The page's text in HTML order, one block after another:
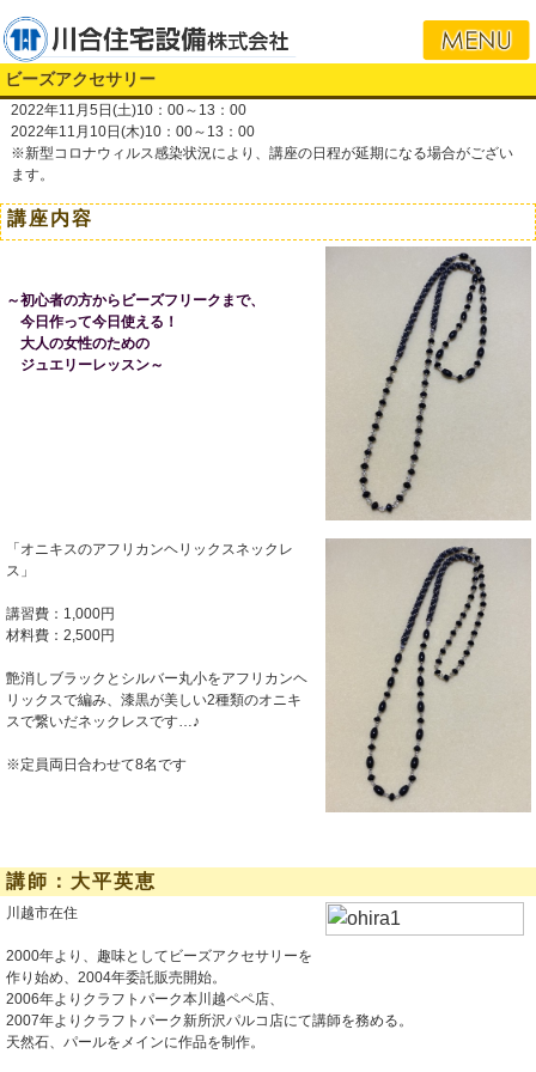
ビーズアクセサリー
2022年11月5日(土)10：00～13：00
2022年11月10日(木)10：00～13：00
※新型コロナウィルス感染状況により、講座の日程が延期になる場合がござい
ます。
講座内容
～初心者の方からビーズフリークまで、
今日作って今日使える！
大人の女性のための
ジュエリーレッスン～
「オニキスのアフリカンヘリックスネックレ
ス」
講習費：1,000円
材料費：2,500円
艶消しブラックとシルバー丸小をアフリカンヘ
リックスで編み、漆黒が美しい2種類のオニキ
スで繋いだネックレスです…♪
※定員両日合わせて8名です
講師：大平英恵
川越市在住
2000年より、趣味としてビーズアクセサリーを
作り始め、2004年委託販売開始。
2006年よりクラフトパーク本川越ペペ店、
2007年よりクラフトパーク新所沢パルコ店にて講師を務める。
天然石、パールをメインに作品を制作。